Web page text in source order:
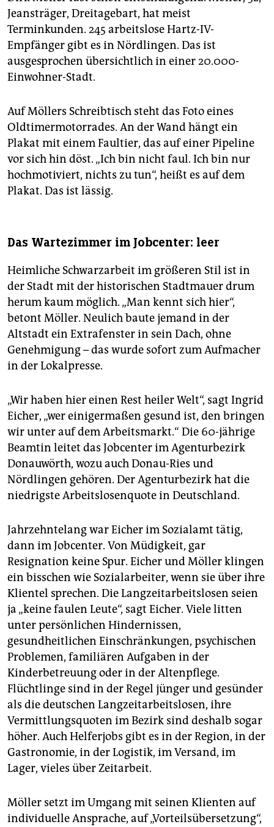
Jeansträger, Dreitagebart, hat meist
Terminkunden. 245 arbeitslose Hartz-IV-
Empfänger gibt es in Nördlingen. Das ist
ausgesprochen übersichtlich in einer 20.000-
Einwohner-Stadt.
Auf Möllers Schreibtisch steht das Foto eines
Oldtimermotorrades. An der Wand hängt ein
Plakat mit einem Faultier, das auf einer Pipeline
vor sich hin döst. „Ich bin nicht faul. Ich bin nur
hochmotiviert, nichts zu tun“, heißt es auf dem
Plakat. Das ist lässig.
Das Wartezimmer im Jobcenter: leer
Heimliche Schwarzarbeit im größeren Stil ist in
der Stadt mit der historischen Stadtmauer drum
herum kaum möglich. „Man kennt sich hier“,
betont Möller. Neulich baute jemand in der
Altstadt ein Extrafenster in sein Dach, ohne
Genehmigung – das wurde sofort zum Aufmacher
in der Lokalpresse.
„Wir haben hier einen Rest heiler Welt“, sagt Ingrid
Eicher, „wer einigermaßen gesund ist, den bringen
wir unter auf dem Arbeitsmarkt.“ Die 60-jährige
Beamtin leitet das Jobcenter im Agenturbezirk
Donauwörth, wozu auch Donau-Ries und
Nördlingen gehören. Der Agenturbezirk hat die
niedrigste Arbeitslosenquote in Deutschland.
Jahrzehntelang war Eicher im Sozialamt tätig,
dann im Jobcenter. Von Müdigkeit, gar
Resignation keine Spur. Eicher und Möller klingen
ein bisschen wie Sozialarbeiter, wenn sie über ihre
Klientel sprechen. Die Langzeitarbeitslosen seien
ja „keine faulen Leute“, sagt Eicher. Viele litten
unter persönlichen Hindernissen,
gesundheitlichen Einschränkungen, psychischen
Problemen, familiären Aufgaben in der
Kinderbetreuung oder in der Altenpflege.
Flüchtlinge sind in der Regel jünger und gesünder
als die deutschen Langzeitarbeitslosen, ihre
Vermittlungsquoten im Bezirk sind deshalb sogar
höher. Auch Helferjobs gibt es in der Region, in der
Gastronomie, in der Logistik, im Versand, im
Lager, vieles über Zeitarbeit.
Möller setzt im Umgang mit seinen Klienten auf
individuelle Ansprache, auf „Vorteilsübersetzung“,